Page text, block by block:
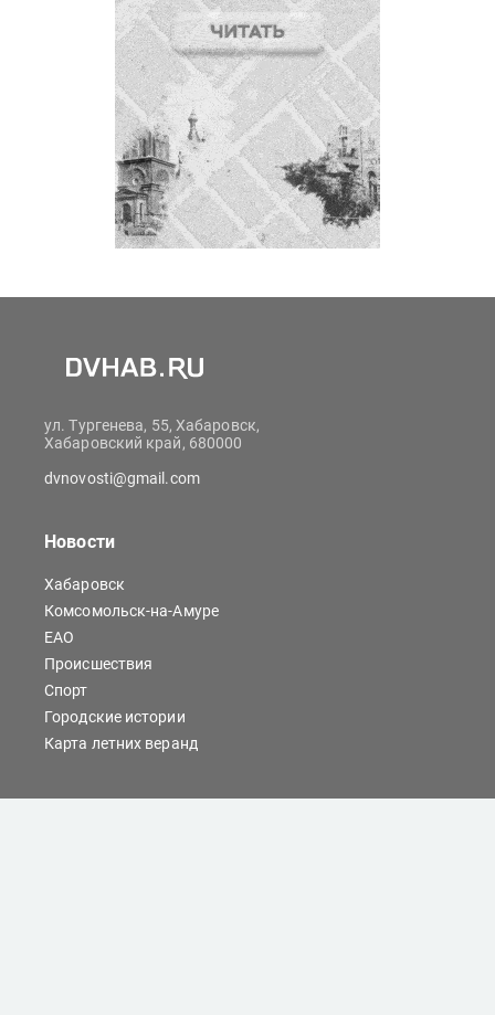
ул. Тургенева, 55, Хабаровск,
Хабаровский край, 680000
dvnovosti@gmail.com
Новости
Хабаровск
Комсомольск-на-Амуре
ЕАО
Происшествия
Спорт
Городские истории
Карта летних веранд